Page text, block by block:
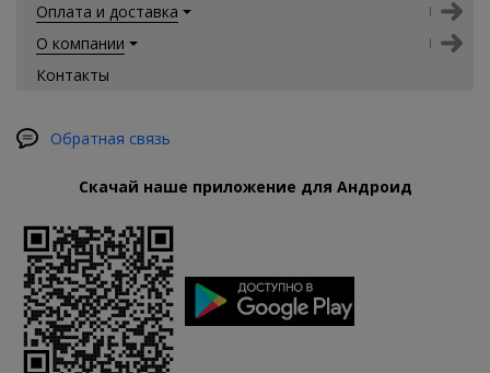
Оплата и доставка
О компании
Контакты
Обратная связь
Скачай наше приложение для Андроид